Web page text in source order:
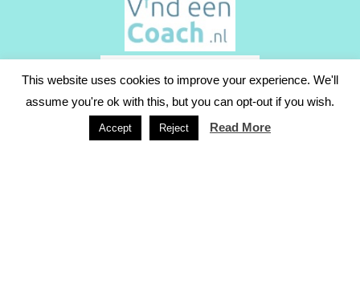
This website uses cookies to improve your experience. We'll
assume you're ok with this, but you can opt-out if you wish.
Accept Reject Read More